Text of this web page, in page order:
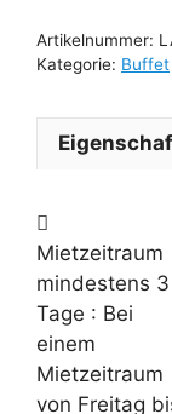
Artikelnummer:
Kategorie: Buffet
Mietzeitraum
mindestens 3
Tage : Bei
einem
Mietzeitraum
von Freitag